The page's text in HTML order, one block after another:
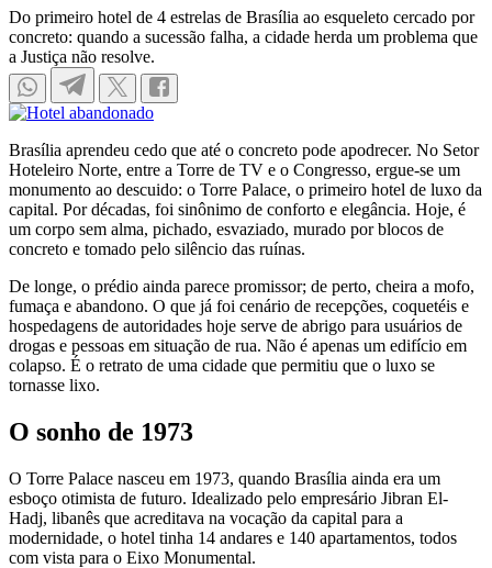
Do primeiro hotel de 4 estrelas de Brasília ao esqueleto cercado por
concreto: quando a sucessão falha, a cidade herda um problema que
a Justiça não resolve.
Brasília aprendeu cedo que até o concreto pode apodrecer. No Setor
Hoteleiro Norte, entre a Torre de TV e o Congresso, ergue-se um
monumento ao descuido: o Torre Palace, o primeiro hotel de luxo da
capital. Por décadas, foi sinônimo de conforto e elegância. Hoje, é
um corpo sem alma, pichado, esvaziado, murado por blocos de
concreto e tomado pelo silêncio das ruínas.
De longe, o prédio ainda parece promissor; de perto, cheira a mofo,
fumaça e abandono. O que já foi cenário de recepções, coquetéis e
hospedagens de autoridades hoje serve de abrigo para usuários de
drogas e pessoas em situação de rua. Não é apenas um edifício em
colapso. É o retrato de uma cidade que permitiu que o luxo se
tornasse lixo.
O sonho de 1973
O Torre Palace nasceu em 1973, quando Brasília ainda era um
esboço otimista de futuro. Idealizado pelo empresário Jibran El-
Hadj, libanês que acreditava na vocação da capital para a
modernidade, o hotel tinha 14 andares e 140 apartamentos, todos
com vista para o Eixo Monumental.